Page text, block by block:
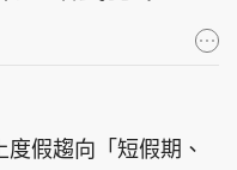
假趨向「短假期、